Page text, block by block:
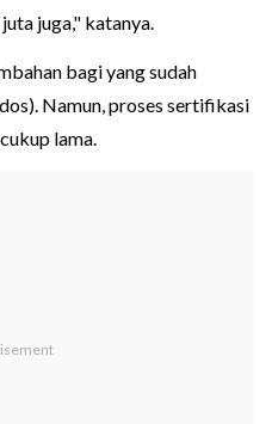
juga," katanya.
bagi yang sudah
Namun, proses sertifikasi
lama.